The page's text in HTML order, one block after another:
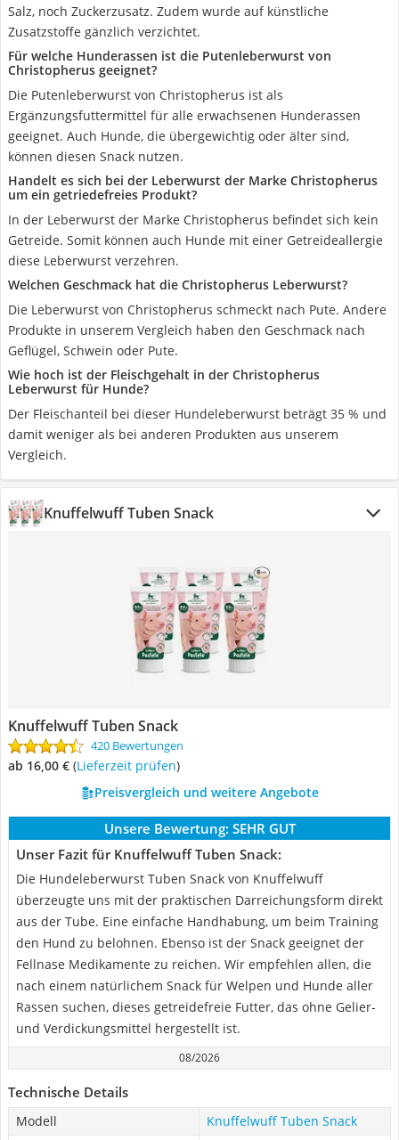
Salz, noch Zuckerzusatz. Zudem wurde auf künstliche
Zusatzstoffe gänzlich verzichtet.
Für welche Hunderassen ist die Putenleberwurst von
Christopherus geeignet?
Die Putenleberwurst von Christopherus ist als
Ergänzungsfuttermittel für alle erwachsenen Hunderassen
geeignet. Auch Hunde, die übergewichtig oder älter sind,
können diesen Snack nutzen.
Handelt es sich bei der Leberwurst der Marke Christopherus
um ein getriedefreies Produkt?
In der Leberwurst der Marke Christopherus befindet sich kein
Getreide. Somit können auch Hunde mit einer Getreideallergie
diese Leberwurst verzehren.
Welchen Geschmack hat die Christopherus Leberwurst?
Die Leberwurst von Christopherus schmeckt nach Pute. Andere
Produkte in unserem Vergleich haben den Geschmack nach
Geflügel, Schwein oder Pute.
Wie hoch ist der Fleischgehalt in der Christopherus
Leberwurst für Hunde?
Der Fleischanteil bei dieser Hundeleberwurst beträgt 35 % und
damit weniger als bei anderen Produkten aus unserem
Vergleich.
Knuffelwuff Tuben Snack
Knuffelwuff Tuben Snack
420 Bewertungen
ab 16,00 € (Lieferzeit prüfen)
Preisvergleich und weitere Angebote
Unsere Bewertung: SEHR GUT
Unser Fazit für Knuffelwuff Tuben Snack:
Die Hundeleberwurst Tuben Snack von Knuffelwuff
überzeugte uns mit der praktischen Darreichungsform direkt
aus der Tube. Eine einfache Handhabung, um beim Training
den Hund zu belohnen. Ebenso ist der Snack geeignet der
Fellnase Medikamente zu reichen. Wir empfehlen allen, die
nach einem natürlichem Snack für Welpen und Hunde aller
Rassen suchen, dieses getreidefreie Futter, das ohne Gelier-
und Verdickungsmittel hergestellt ist.
08/2026
Technische Details
Modell Knuffelwuff Tuben Snack